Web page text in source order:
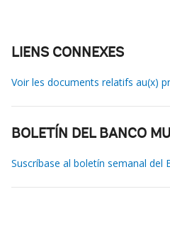
LIENS CONNEXES
Voir les documents relatifs au(x)
BOLETÍN DEL BANCO
Suscríbase al boletín semanal del